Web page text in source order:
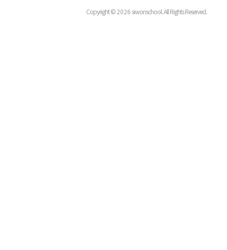
Copyright ©2026 siwonschool. All Rights Reserved.